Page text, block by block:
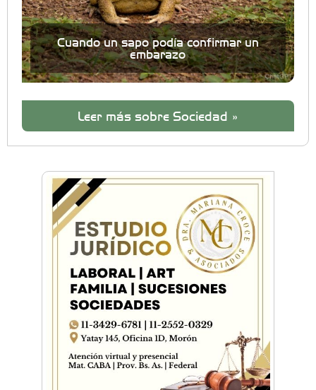
Cuando un sapo podía confirmar un
embarazo
Leer más sobre Sociedad »